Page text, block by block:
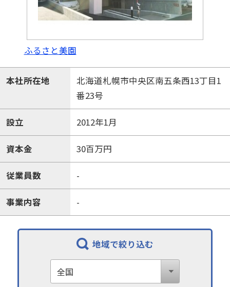
ふるさと美園
本社所在地
北海道札幌市中央区南五条西13丁目1
番23号
設立 2012年1月
資本金 30百万円
従業員数 -
事業内容 -
地域で絞り込む